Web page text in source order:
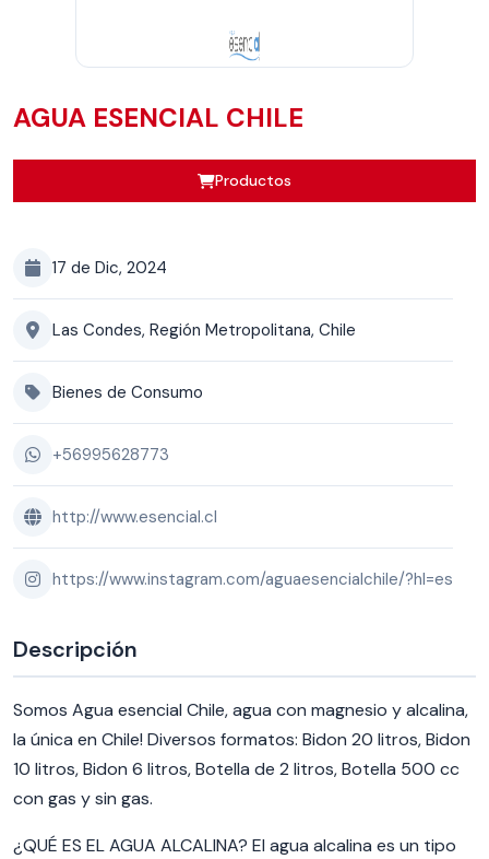
AGUA ESENCIAL CHILE
Productos
17 de Dic, 2024
Las Condes, Región Metropolitana, Chile
Bienes de Consumo
+56995628773
http://www.esencial.cl
https://www.instagram.com/aguaesencialchile/?hl=es
Descripción
Somos Agua esencial Chile, agua con magnesio y alcalina,
la única en Chile! Diversos formatos: Bidon 20 litros, Bidon
10 litros, Bidon 6 litros, Botella de 2 litros, Botella 500 cc
con gas y sin gas.
¿QUÉ ES EL AGUA ALCALINA? El agua alcalina es un tipo